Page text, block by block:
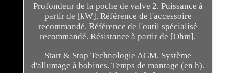
Profondeur de la poche de valve 2. Puissance à
partir de [kW]. Référence de l'accessoire
recommandé. Référence de l'outil spécialisé
recommandé. Résistance à partir de [Ohm].
Start & Stop Technologie AGM. Système
d'allumage à bobines. Temps de montage (en h).